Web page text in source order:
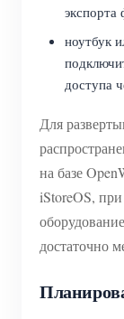
экспорта
ноутбук
доступа
Для
на базе
iStoreOS,
достаточно